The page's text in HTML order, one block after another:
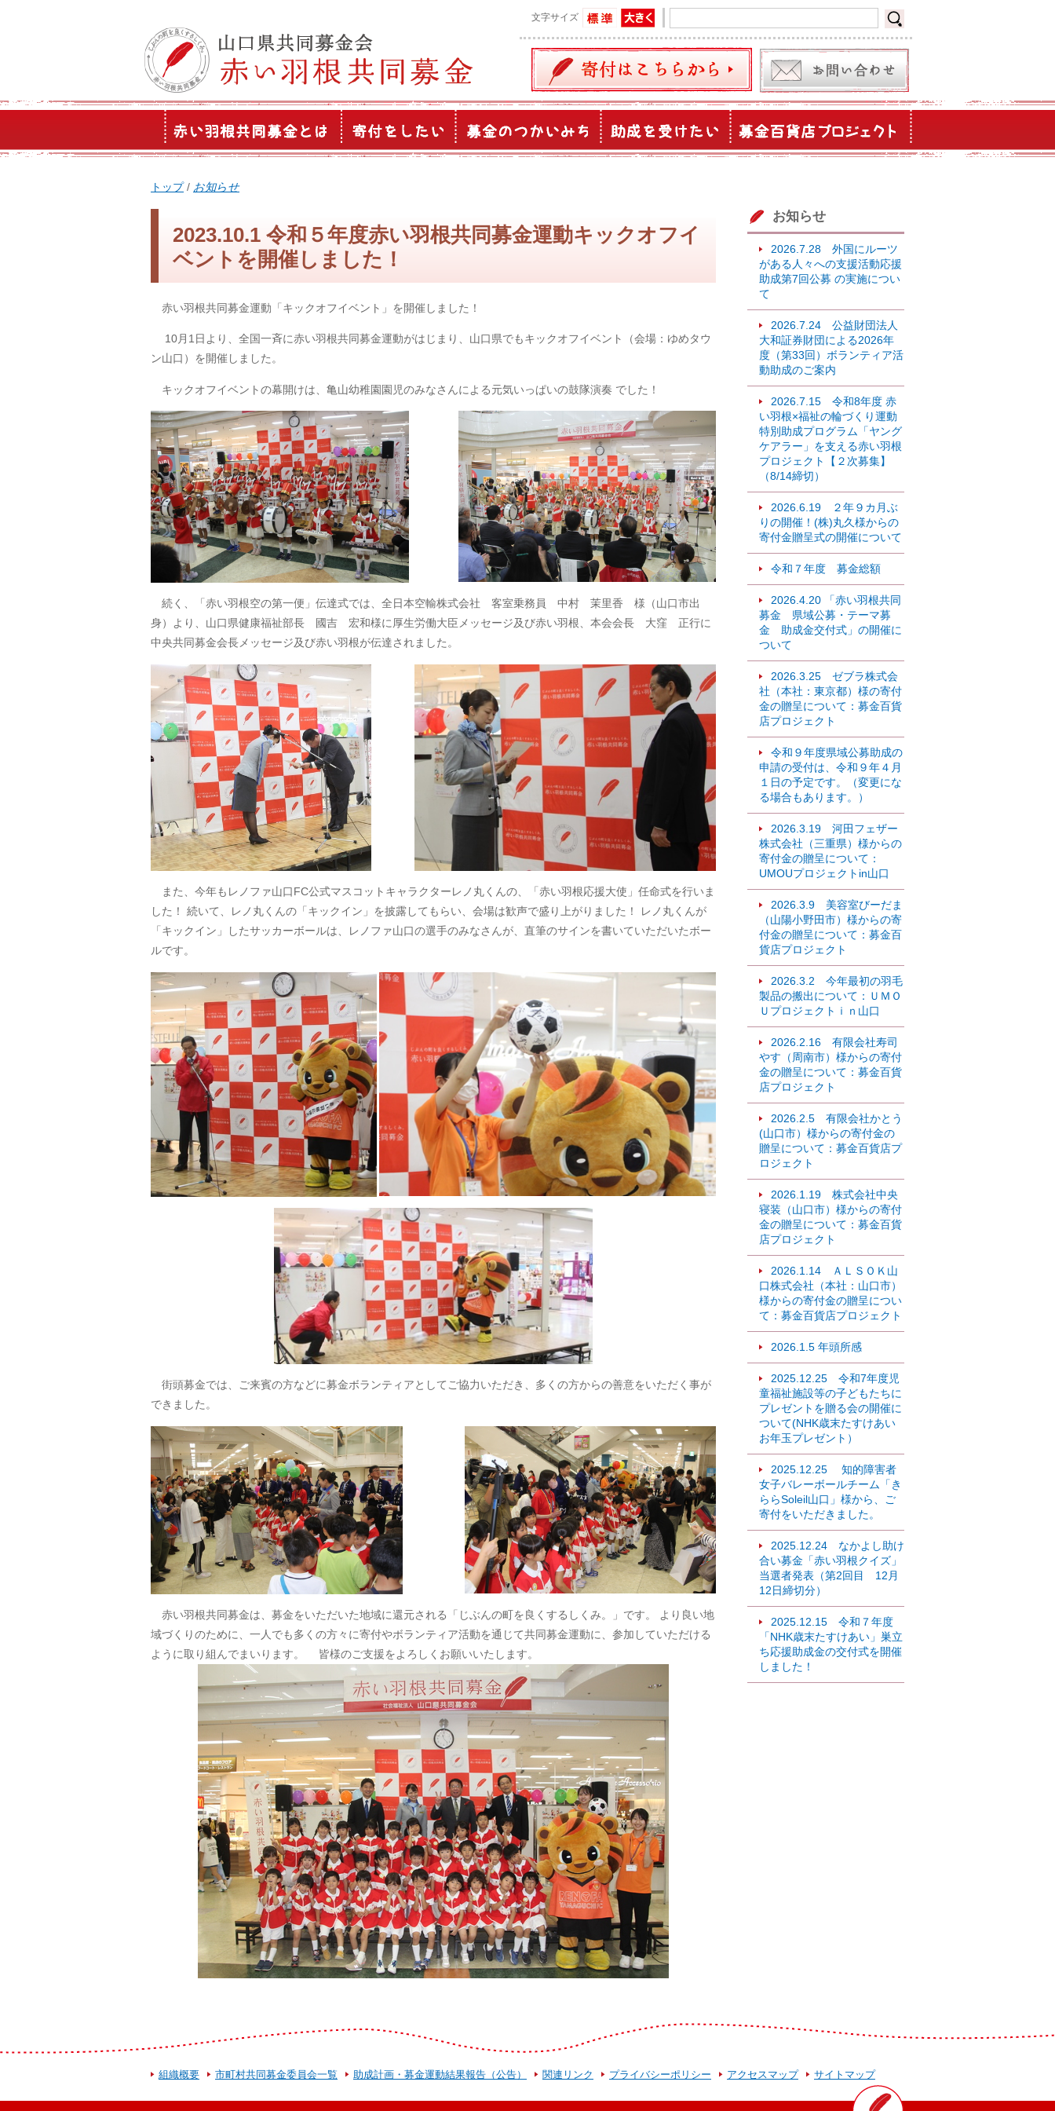
文字サイズ
現
在
トップ/ お知らせ
2023.10.1 令和５年度赤い羽根共同募金運動キックオフイ
ベントを開催しました！
赤い羽根共同募金運動「キックオフイベント」を開催しました！
10月1日より、全国一斉に赤い羽根共同募金運動がはじまり、山口県でもキックオフイベント（会場：ゆめタウ
ン山口）を開催しました。
キックオフイベントの幕開けは、亀山幼稚園園児のみなさんによる元気いっぱいの鼓隊演奏 でした！
続く、「赤い羽根空の第一便」伝達式では、全日本空輸株式会社 客室乗務員 中村 茉里香 様（山口市出
身）より、山口県健康福祉部長 國吉 宏和様に厚生労働大臣メッセージ及び赤い羽根、本会会長 大窪 正行に
中央共同募金会長メッセージ及び赤い羽根が伝達されました。
また、今年もレノファ山口FC公式マスコットキャラクターレノ丸くんの、「赤い羽根応援大使」任命式を行いま
した！ 続いて、レノ丸くんの「キックイン」を披露してもらい、会場は歓声で盛り上がりました！ レノ丸くんが
「キックイン」したサッカーボールは、レノファ山口の選手のみなさんが、直筆のサインを書いていただいたボー
ルです。
街頭募金では、ご来賓の方などに募金ボランティアとしてご協力いただき、多くの方からの善意をいただく事が
できました。
赤い羽根共同募金は、募金をいただいた地域に還元される「じぶんの町を良くするしくみ。」です。 より良い地
域づくりのために、一人でも多くの方々に寄付やボランティア活動を通じて共同募金運動に、参加していただける
ように取り組んでまいります。 皆様のご支援をよろしくお願いいたします。
お知らせ
2026.7.28 外国にルーツ
がある人々への支援活動応援
助成第7回公募 の実施につい
て
2026.7.24 公益財団法人
大和証券財団による2026年
度（第33回）ボランティア活
動助成のご案内
2026.7.15 令和8年度 赤
い羽根×福祉の輪づくり運動
特別助成プログラム「ヤング
ケアラー」を支える赤い羽根
プロジェクト【２次募集】
（8/14締切）
2026.6.19 ２年９カ月ぶ
りの開催！(株)丸久様からの
寄付金贈呈式の開催について
令和７年度 募金総額
2026.4.20 「赤い羽根共同
募金 県域公募・テーマ募
金 助成金交付式」の開催に
ついて
2026.3.25 ゼブラ株式会
社（本社：東京都）様の寄付
金の贈呈について：募金百貨
店プロジェクト
令和９年度県域公募助成の
申請の受付は、令和９年４月
１日の予定です。（変更にな
る場合もあります。）
2026.3.19 河田フェザー
株式会社（三重県）様からの
寄付金の贈呈について：
UMOUプロジェクトin山口
2026.3.9 美容室びーだま
（山陽小野田市）様からの寄
付金の贈呈について：募金百
貨店プロジェクト
2026.3.2 今年最初の羽毛
製品の搬出について：ＵＭＯ
Ｕプロジェクトｉｎ山口
2026.2.16 有限会社寿司
やす（周南市）様からの寄付
金の贈呈について：募金百貨
店プロジェクト
2026.2.5 有限会社かとう
(山口市）様からの寄付金の
贈呈について：募金百貨店プ
ロジェクト
2026.1.19 株式会社中央
寝装（山口市）様からの寄付
金の贈呈について：募金百貨
店プロジェクト
2026.1.14 ＡＬＳＯＫ山
口株式会社（本社：山口市）
様からの寄付金の贈呈につい
て：募金百貨店プロジェクト
2026.1.5 年頭所感
2025.12.25 令和7年度児
童福祉施設等の子どもたちに
プレゼントを贈る会の開催に
ついて(NHK歳末たすけあい
お年玉プレゼント）
2025.12.25 知的障害者
女子バレーボールチーム「き
ららSoleil山口」様から、ご
寄付をいただきました。
2025.12.24 なかよし助け
合い募金「赤い羽根クイズ」
当選者発表（第2回目 12月
12日締切分）
2025.12.15 令和７年度
「NHK歳末たすけあい」巣立
ち応援助成金の交付式を開催
しました！
組織概要 市町村共同募金委員会一覧 助成計画・募金運動結果報告（公告） 関連リンク プライバシーポリシー アクセスマップ サイトマップ